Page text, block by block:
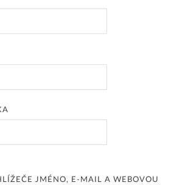
JMÉNO, E-MAIL A WEBOVOU